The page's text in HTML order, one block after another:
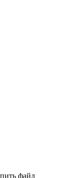
файл